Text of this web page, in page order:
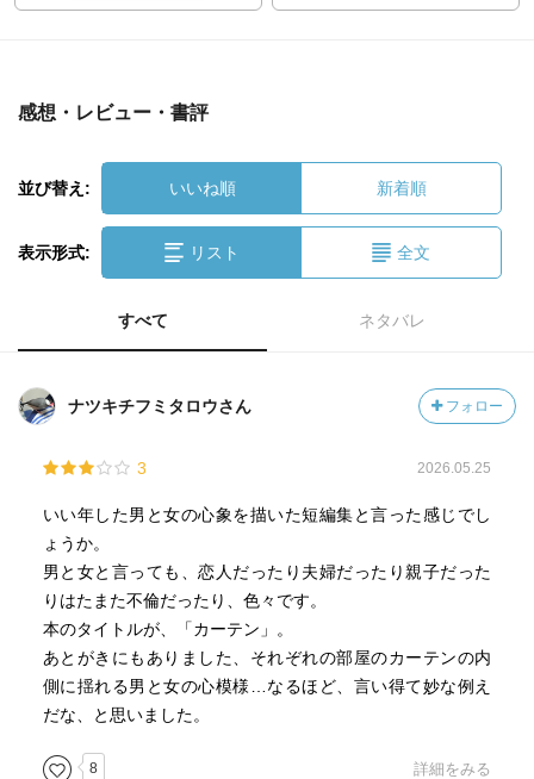
感想・レビュー・書評
並び替え: いいね順 新着順
表示形式: リスト 全文
すべて ネタバレ
ナツキチフミタロウさん フォロー
3 2026.05.25
いい年した男と女の心象を描いた短編集と言った感じでし
ょうか。
男と女と言っても、恋人だったり夫婦だったり親子だった
りはたまた不倫だったり、色々です。
本のタイトルが、「カーテン」。
あとがきにもありました、それぞれの部屋のカーテンの内
側に揺れる男と女の心模様…なるほど、言い得て妙な例え
だな、と思いました。
8 詳細をみる